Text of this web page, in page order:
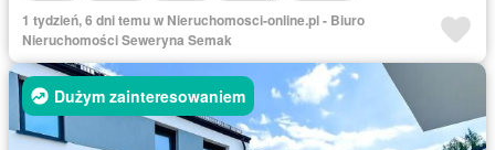
1 tydzień, 6 dni temu w Nieruchomosci-online.pl - Biuro
Nieruchomości Seweryna Semak
Dużym zainteresowaniem